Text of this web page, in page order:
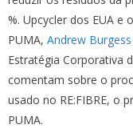
%. Upcycler dos EUA e
PUMA, Andrew Burgess
Estratégia Corporativa
comentam sobre o
usado no RE:FIBRE, o
PUMA.